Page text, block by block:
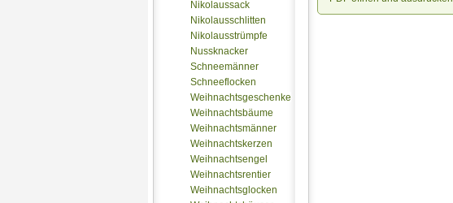
Nikolaussack
Nikolausschlitten
Nikolausstrümpfe
Nussknacker
Schneemänner
Schneeflocken
Weihnachtsgeschenke
Weihnachtsbäume
Weihnachtsmänner
Weihnachtskerzen
Weihnachtsengel
Weihnachtsrentier
Weihnachtsglocken